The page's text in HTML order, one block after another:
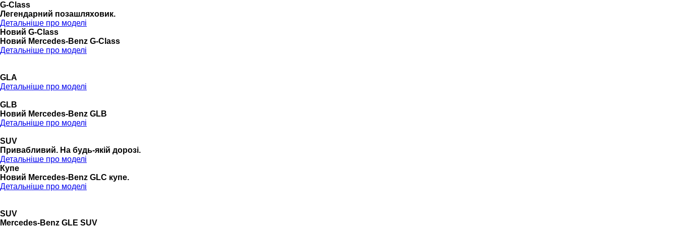
G-Class
Легендарний позашляховик.
Детальніше про моделі
Новий G-Class
Новий Mercedes-Benz G-Class
Детальніше про моделі
GLA
Детальніше про моделі
GLB
Новий Mercedes-Benz GLB
Детальніше про моделі
SUV
Привабливий. На будь-якій дорозі.
Детальніше про моделі
Купе
Новий Mercedes-Benz GLС купе.
Детальніше про моделі
SUV
Mercedes-Benz GLE SUV